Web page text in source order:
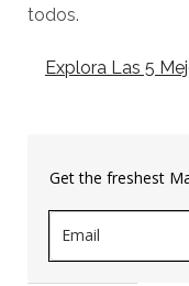
todos.
Explora Las 5
Get the freshest